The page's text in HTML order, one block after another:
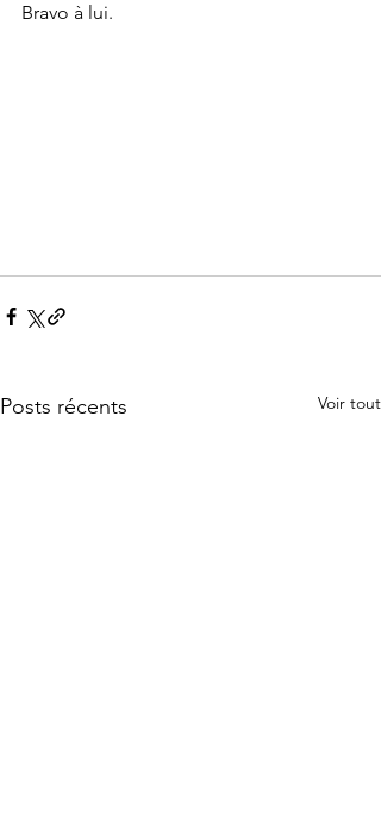
Bravo à lui.
Posts récents Voir tout